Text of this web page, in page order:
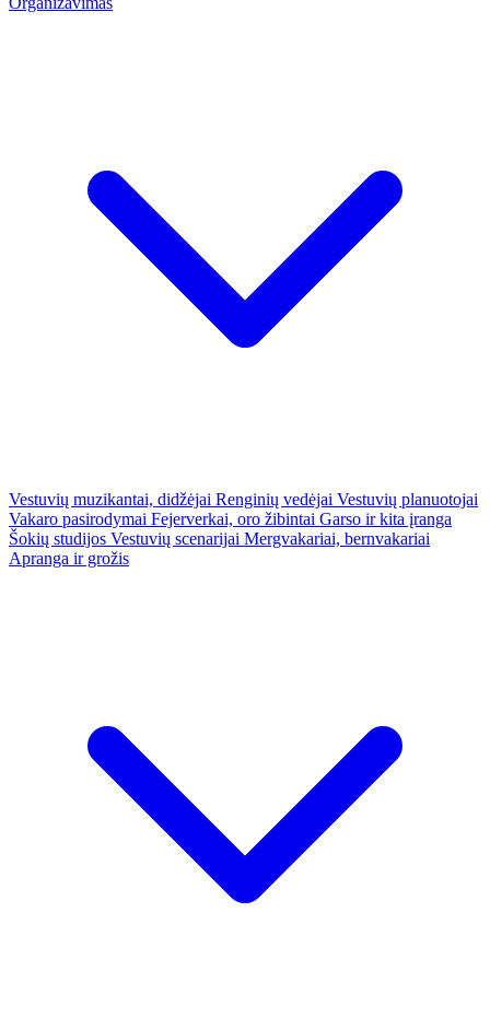
Vestuvių muzikantai, didžėjai Renginių vedėjai Vestuvių planuotojai
Vakaro pasirodymai Fejerverkai, oro žibintai Garso ir kita įranga
Šokių studijos Vestuvių scenarijai Mergvakariai, bernvakariai
Apranga ir grožis